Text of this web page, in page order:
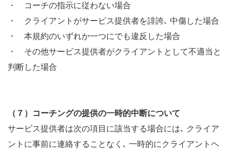
・ コーチの指示に従わない場合
・ クライアントがサービス提供者を誹誇､ 中傷した場合
・ 本規約のいずれか一つにでも違反した場合
・ その他サービス提供者がクライアントとして不適当と
判断した場合
（７）コーチングの提供の一時的中断について
サービス提供者は次の項目に該当する場合には､ クライア
ントに事前に連絡することなく､ 一時的にクライアントヘ